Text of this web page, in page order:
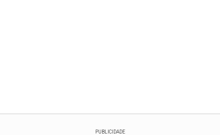
PUBLICIDADE